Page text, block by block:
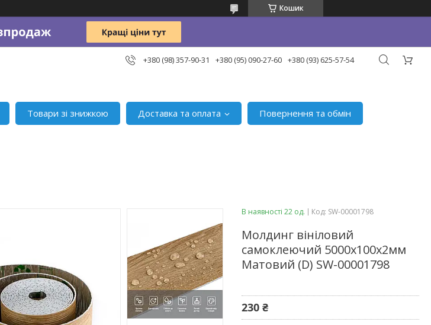
Кошик
+380 (98) 357-90-31 +380 (95) 090-27-60 +380 (93) 625-57-54
Товари зі знижкою Доставка та оплата
Повернення та обмін
В наявності 22 од. Код: SW-00001798
Молдинг вініловий
самоклеючий 5000х100х2мм
Матовий (D) SW-00001798
230 ₴